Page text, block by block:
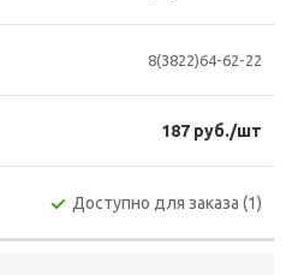
8(3822)64-62-22
187 руб./шт
Доступно для заказа (1)